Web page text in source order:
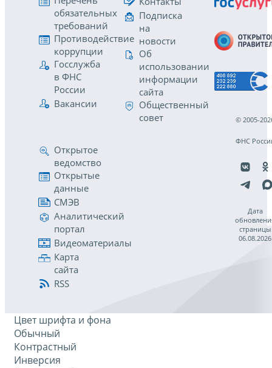
обязательных
требований
Противодействие
коррупции
Госслужба
в ФНС
России
Вакансии
Подписка
на
новости
Об
использовании
информации
сайта
Общественный
совет
Открытое
ведомство
Открытые
данные
СМЭВ
Аналитический
портал
Видеоматериалы
Карта
сайта
RSS
© 2005-
ФНС
Дата
страницы
06.08.2026
Цвет шрифта и фона
Обычный
Контрастный
Инверсия